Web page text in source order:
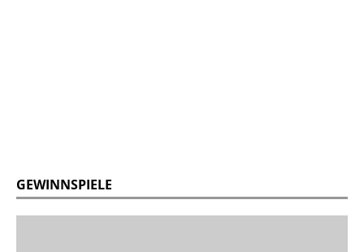
GEWINNSPIELE